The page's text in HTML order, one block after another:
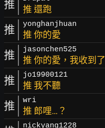
推 推 還跑
推 yonghanjhuan
推 你的愛
推 jasonchen525
推 你的愛，我收到了
推 jo19900121
推 我不聽
推 wri
推 郎哩…？
nickyang1228